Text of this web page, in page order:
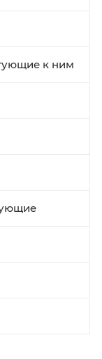
к ним